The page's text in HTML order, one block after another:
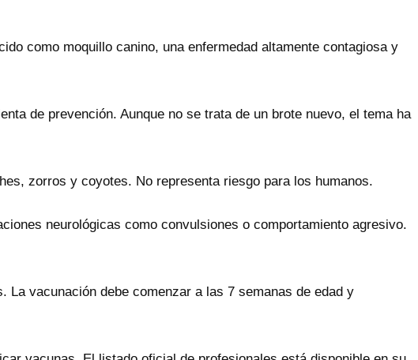
como moquillo canino, una enfermedad altamente contagiosa y
de prevención. Aunque no se trata de un brote nuevo, el tema ha
zorros y coyotes. No representa riesgo para los humanos.
neurológicas como convulsiones o comportamiento agresivo.
vacunación debe comenzar a las 7 semanas de edad y